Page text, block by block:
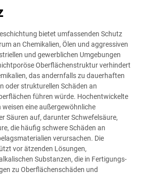
bietet umfassenden Schutz
an Chemikalien, Ölen und aggressiven
und gewerblichen Umgebungen
Oberflächenstruktur verhindert
das andernfalls zu dauerhaften
oder strukturellen Schäden an
führen würde. Hochentwickelte
eine außergewöhnliche
Säuren auf, darunter Schwefelsäure,
die häufig schwere Schäden an
verursachen. Die
vor ätzenden Lösungen,
Substanzen, die in Fertigungs-
zu Oberflächenschäden und